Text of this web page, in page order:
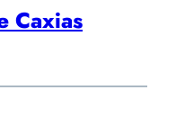
Caxias